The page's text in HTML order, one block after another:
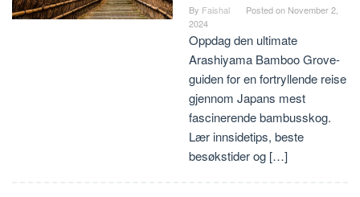
By Faishal Posted on November 2,
2024
Oppdag den ultimate
Arashiyama Bamboo Grove-
guiden for en fortryllende reise
gjennom Japans mest
fascinerende bambusskog.
Lær innsidetips, beste
besøkstider og […]